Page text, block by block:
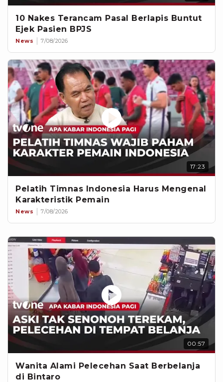
10 Nakes Terancam Pasal Berlapis Buntut
Ejek Pasien BPJS
News 7/08/2026
17:23
Pelatih Timnas Indonesia Harus Mengenal
Karakteristik Pemain
News 7/08/2026
00:57
Wanita Alami Pelecehan Saat Berbelanja
di Bintaro